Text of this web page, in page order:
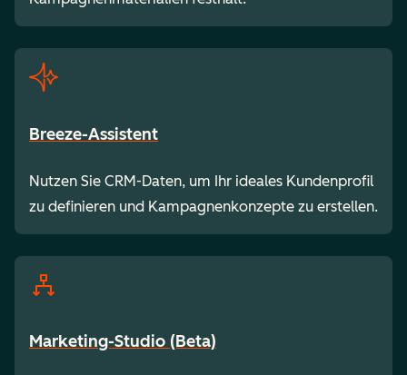
Breeze-Assistent
Nutzen Sie CRM-Daten, um Ihr ideales Kundenprofil
zu definieren und Kampagnenkonzepte zu erstellen.
Marketing-Studio (Beta)